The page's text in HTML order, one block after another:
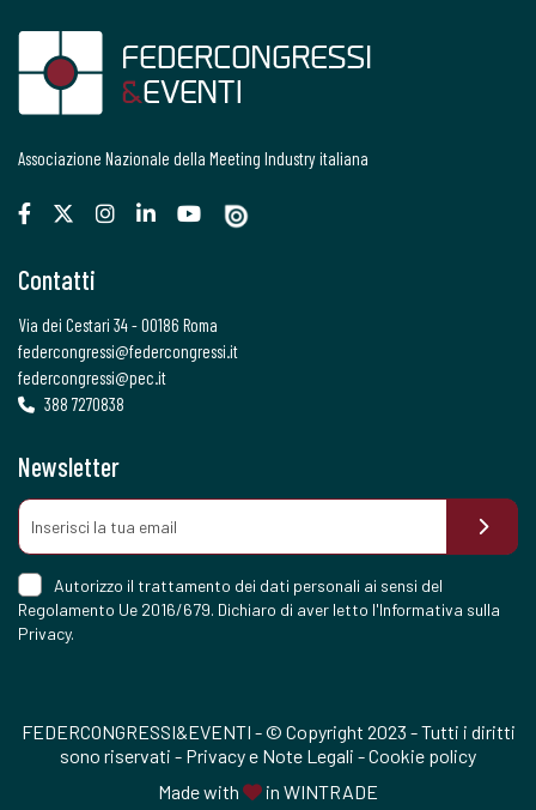
Associazione Nazionale della Meeting Industry italiana
Contatti
Via dei Cestari 34 - 00186 Roma
federcongressi@federcongressi.it
federcongressi@pec.it
388 7270838
Newsletter
Autorizzo il trattamento dei dati personali ai sensi del
Regolamento Ue 2016/679. Dichiaro di aver letto l'Informativa sulla
Privacy.
FEDERCONGRESSI&EVENTI - © Copyright 2023 - Tutti i diritti
sono riservati - Privacy e Note Legali -Cookie policy
Made with
in WINTRADE